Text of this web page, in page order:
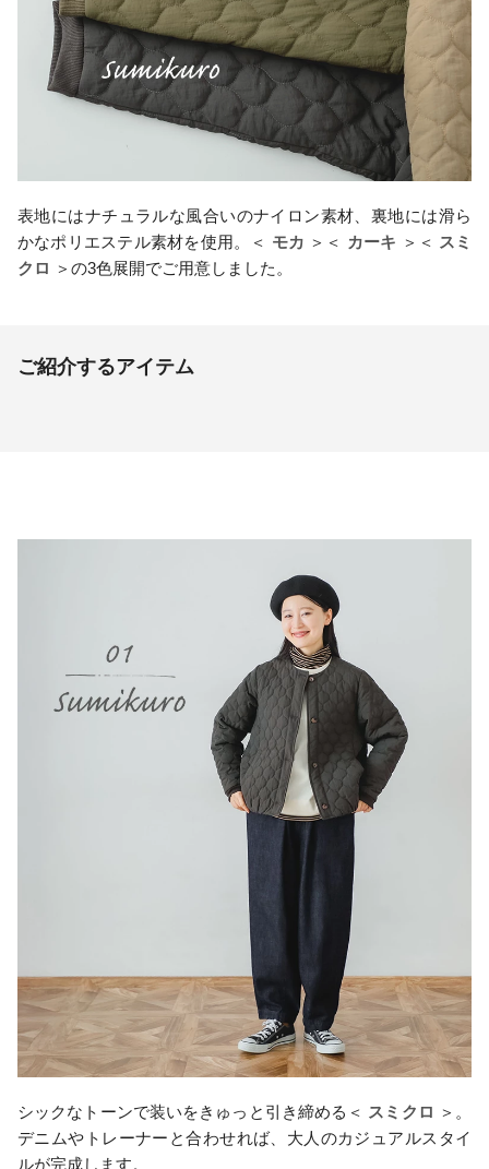
表地にはナチュラルな風合いのナイロン素材、裏地には滑ら
かなポリエステル素材を使用。＜ モカ ＞＜ カーキ ＞＜ スミ
クロ ＞の3色展開でご用意しました。
ご紹介するアイテム
シックなトーンで装いをきゅっと引き締める＜ スミクロ ＞。
デニムやトレーナーと合わせれば、大人のカジュアルスタイ
ルが完成します。